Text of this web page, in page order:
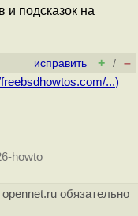
и подсказок на
исправить + / –
freebsdhowtos.com/...)
howto
обязательно